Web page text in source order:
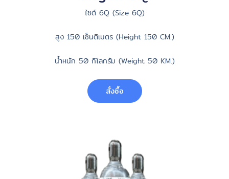
ไซต์ 6Q (Size 6Q)
สูง 150 เซ็นติเมตร (Height 150 CM.)
น้ำหนัก 50 กิโลกรัม (Weight 50 KM.)
สั่งซื้อ